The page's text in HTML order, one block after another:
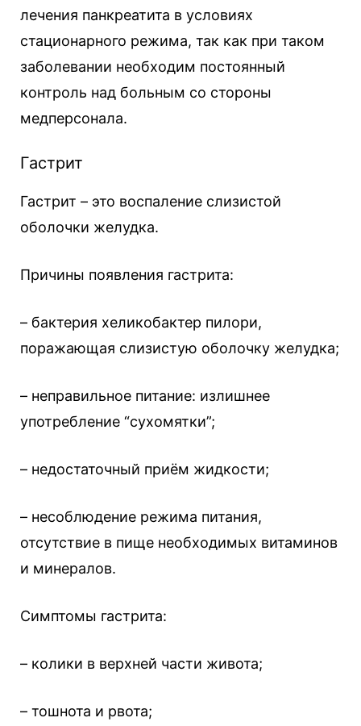
лечения панкреатита в условиях
стационарного режима, так как при таком
заболевании необходим постоянный
контроль над больным со стороны
медперсонала.
Гастрит
Гастрит – это воспаление слизистой
оболочки желудка.
Причины появления гастрита:
– бактерия хеликобактер пилори,
поражающая слизистую оболочку желудка;
– неправильное питание: излишнее
употребление “сухомятки”;
– недостаточный приём жидкости;
– несоблюдение режима питания,
отсутствие в пище необходимых витаминов
и минералов.
Симптомы гастрита:
– колики в верхней части живота;
– тошнота и рвота;